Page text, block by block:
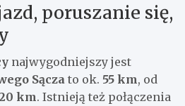
poruszanie się,
najwygodniejszy jest
Sącza to ok. 55 km, od
km. Istnieją też połączenia